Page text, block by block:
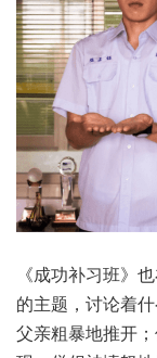
《成功补习班》
的主题，讨论着
父亲粗暴地推开